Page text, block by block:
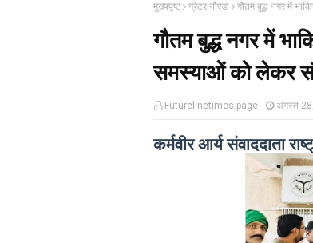
मुख्यपृष्ठ ग्रेटर नौएडा गौतम बुद्ध नगर में
गौतम बुद्ध नगर में
समस्याओं को लेकर
Futurelinetimes.page अगस्त
कर्मवीर आर्य संवाददाता